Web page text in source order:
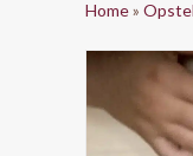
Home»